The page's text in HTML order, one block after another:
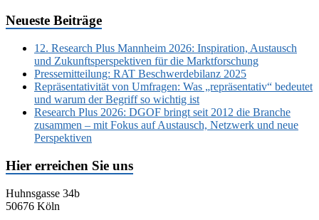
Neueste Beiträge
12. Research Plus Mannheim 2026: Inspiration, Austausch
und Zukunftsperspektiven für die Marktforschung
Pressemitteilung: RAT Beschwerdebilanz 2025
Repräsentativität von Umfragen: Was „repräsentativ“ bedeutet
und warum der Begriff so wichtig ist
Research Plus 2026: DGOF bringt seit 2012 die Branche
zusammen – mit Fokus auf Austausch, Netzwerk und neue
Perspektiven
Hier erreichen Sie uns
Huhnsgasse 34b
50676 Köln